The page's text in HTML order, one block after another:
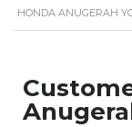
HONDA ANUGERAH